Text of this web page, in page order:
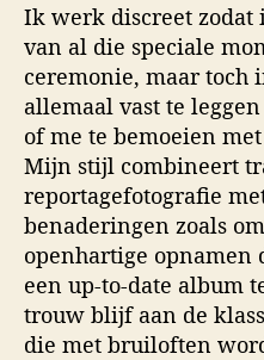
Ik werk discreet zodat
van al die speciale
ceremonie, maar toch
allemaal vast te
of me te bemoeien
Mijn stijl combineert
reportagefotografie
benaderingen zoals
openhartige opnamen
een up-to-date album
trouw blijf aan de
die met bruiloften